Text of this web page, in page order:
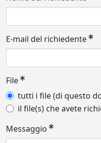
E-mail del richiedente
File
tutti i file (di questo
il file(s) che avete
Messaggio